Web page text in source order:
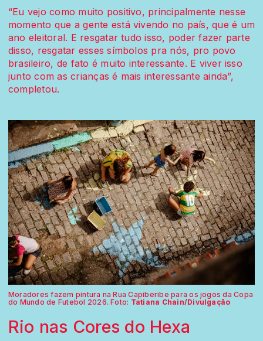
“Eu vejo como muito positivo, principalmente nesse
momento que a gente está vivendo no país, que é um
ano eleitoral. E resgatar tudo isso, poder fazer parte
disso, resgatar esses símbolos pra nós, pro povo
brasileiro, de fato é muito interessante. E viver isso
junto com as crianças é mais interessante ainda”,
completou.
Moradores fazem pintura na Rua Capiberibe para os jogos da Copa
do Mundo de Futebol 2026. Foto: Tatiana Chain/Divulgação
Rio nas Cores do Hexa